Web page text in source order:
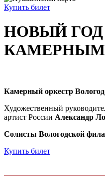
Купить билет
НОВЫЙ ГОД
КАМЕРНЫМ
Камерный оркестр
Художественный
артист России Александр
Солисты Вологодской
Купить билет